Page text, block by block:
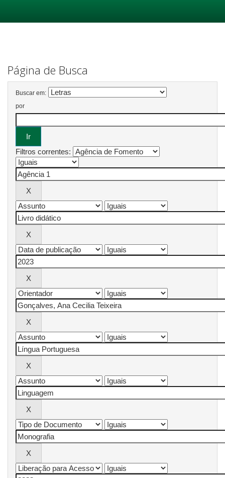
Página de Busca
Buscar em:
por
Filtros correntes: